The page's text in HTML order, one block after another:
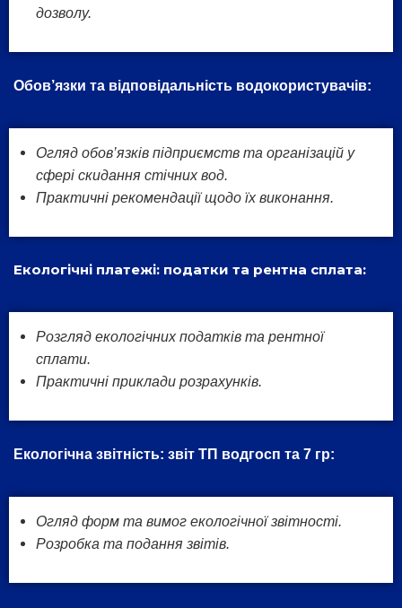
дозволу.
Обов’язки та відповідальність водокористувачів:
Огляд обов’язків підприємств та організацій у
сфері скидання стічних вод.
Практичні рекомендації щодо їх виконання.
Екологічні платежі: податки та рентна сплата:
Розгляд екологічних податків та рентної
сплати.
Практичні приклади розрахунків.
Екологічна звітність: звіт ТП водгосп та 7 гр:
Огляд форм та вимог екологічної звітності.
Розробка та подання звітів.